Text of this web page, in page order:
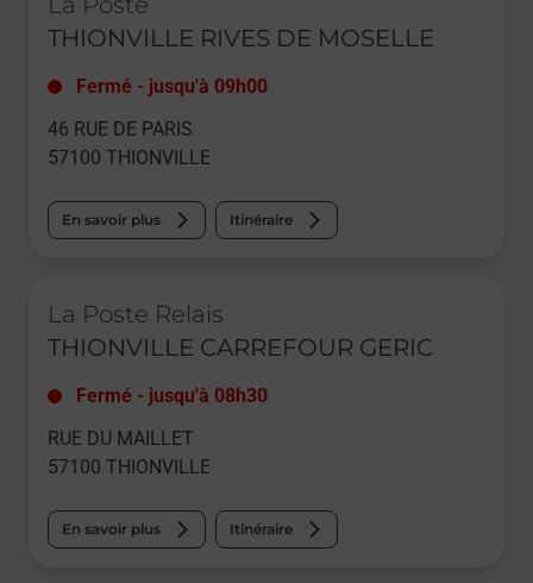
THIONVILLE RIVES DE MOSELLE
Fermé - jusqu'à 09h00
46 RUE DE PARIS
57100 THIONVILLE
En savoir plus Itinéraire
La Poste Relais
THIONVILLE CARREFOUR GERIC
Fermé - jusqu'à 08h30
RUE DU MAILLET
57100 THIONVILLE
En savoir plus Itinéraire